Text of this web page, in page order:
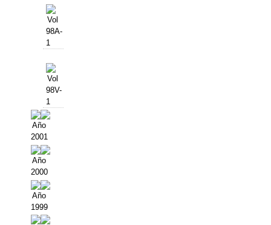
Vol
98A-
1
Vol
98V-
1
Año
2001
Año
2000
Año
1999